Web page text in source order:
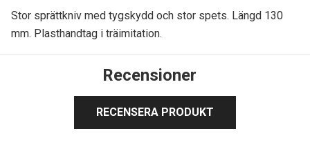
Stor sprättkniv med tygskydd och stor spets. Längd 130
mm. Plasthandtag i träimitation.
Recensioner
RECENSERA PRODUKT